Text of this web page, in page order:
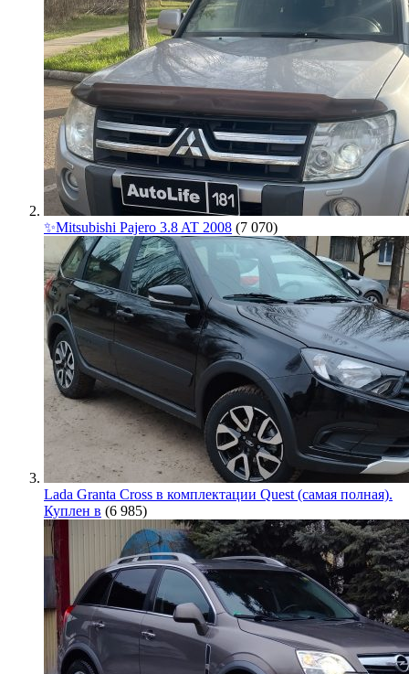
✨Mitsubishi Pajero 3.8 AT 2008 (7 070)
Lada Granta Cross в комплектации Quest (самая полная).
Куплен в (6 985)